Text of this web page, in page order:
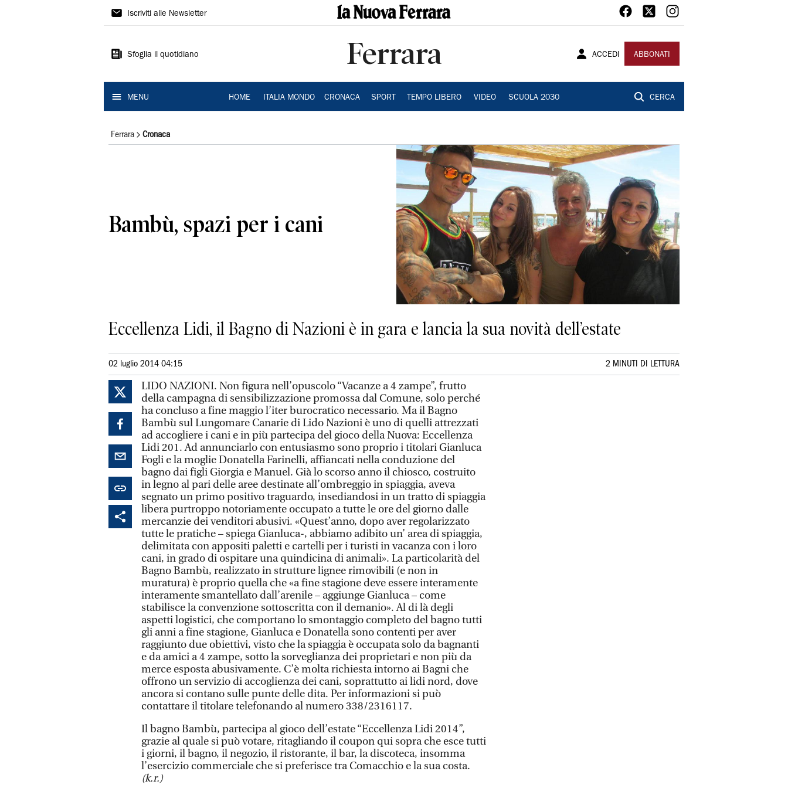
La
Ferrara
Iscriviti alle Newsletter
Sfoglia il quotidiano Ferrara ACCEDI ABBONATI
MENU HOME ITALIA MONDO CRONACA SPORT TEMPO LIBERO VIDEO SCUOLA 2030 CERCA
Ferrara Cronaca
Bambù, spazi per i cani
Eccellenza Lidi, il Bagno di Nazioni è in gara e lancia la sua novità dell’estate
02 luglio 2014 04:15 2 MINUTI DI LETTURA
LIDO NAZIONI. Non figura nell’opuscolo “Vacanze a 4 zampe”, frutto
della campagna di sensibilizzazione promossa dal Comune, solo perché
ha concluso a fine maggio l’iter burocratico necessario. Ma il Bagno
Bambù sul Lungomare Canarie di Lido Nazioni è uno di quelli attrezzati
ad accogliere i cani e in più partecipa del gioco della Nuova: Eccellenza
Lidi 201. Ad annunciarlo con entusiasmo sono proprio i titolari Gianluca
Fogli e la moglie Donatella Farinelli, affiancati nella conduzione del
bagno dai figli Giorgia e Manuel. Già lo scorso anno il chiosco, costruito
in legno al pari delle aree destinate all’ombreggio in spiaggia, aveva
segnato un primo positivo traguardo, insediandosi in un tratto di spiaggia
libera purtroppo notoriamente occupato a tutte le ore del giorno dalle
mercanzie dei venditori abusivi. «Quest’anno, dopo aver regolarizzato
tutte le pratiche – spiega Gianluca-, abbiamo adibito un’ area di spiaggia,
delimitata con appositi paletti e cartelli per i turisti in vacanza con i loro
cani, in grado di ospitare una quindicina di animali». La particolarità del
Bagno Bambù, realizzato in strutture lignee rimovibili (e non in
muratura) è proprio quella che «a fine stagione deve essere interamente
interamente smantellato dall’arenile – aggiunge Gianluca – come
stabilisce la convenzione sottoscritta con il demanio». Al di là degli
aspetti logistici, che comportano lo smontaggio completo del bagno tutti
gli anni a fine stagione, Gianluca e Donatella sono contenti per aver
raggiunto due obiettivi, visto che la spiaggia è occupata solo da bagnanti
e da amici a 4 zampe, sotto la sorveglianza dei proprietari e non più da
merce esposta abusivamente. C’è molta richiesta intorno ai Bagni che
offrono un servizio di accoglienza dei cani, soprattutto ai lidi nord, dove
ancora si contano sulle punte delle dita. Per informazioni si può
contattare il titolare telefonando al numero 338/2316117.
Il bagno Bambù, partecipa al gioco dell’estate “Eccellenza Lidi 2014”,
grazie al quale si può votare, ritagliando il coupon qui sopra che esce tutti
i giorni, il bagno, il negozio, il ristorante, il bar, la discoteca, insomma
l’esercizio commerciale che si preferisce tra Comacchio e la sua costa.
(k.r.)